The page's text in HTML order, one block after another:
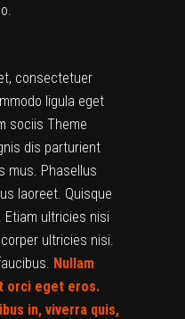
consectetuer
ligula eget
sociis Theme
dis parturient
mus. Phasellus
laoreet. Quisque
Etiam ultricies nisi
ultricies nisi.
Nullam
orci eget eros.
in, viverra quis,